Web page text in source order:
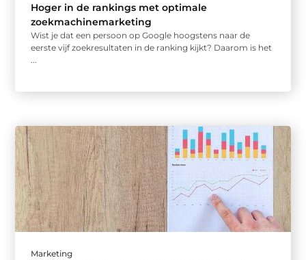
Hoger in de rankings met optimale
zoekmachinemarketing
Wist je dat een persoon op Google hoogstens naar de
eerste vijf zoekresultaten in de ranking kijkt? Daarom is het
Marketing